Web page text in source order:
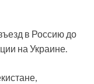
в Россию до
на Украине.